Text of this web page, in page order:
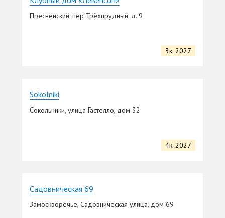
Пресненский, пер Трёхпрудный, д. 9
3к. 2027
Sokolniki
Сокольники, улица Гастелло, дом 32
4к. 2027
Садовническая 69
Замоскворечье, Садовническая улица, дом 69